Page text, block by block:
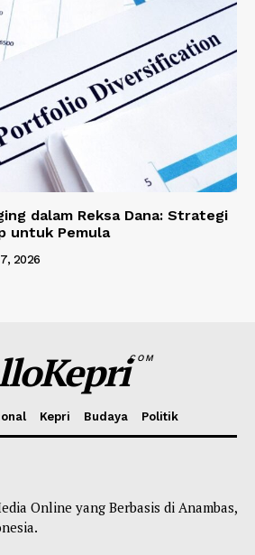
dalam Reksa Dana: Strategi
untuk Pemula
2026
COM
Kepri Budaya Politik
Online yang Berbasis di Anambas,